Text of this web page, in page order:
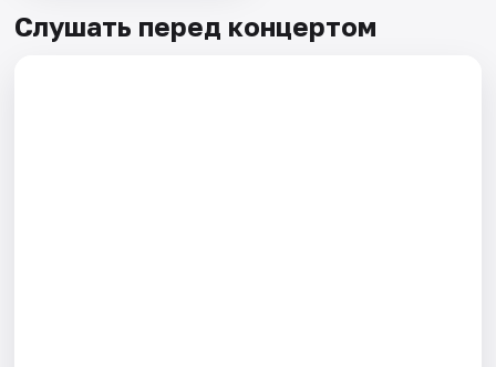
Слушать перед концертом